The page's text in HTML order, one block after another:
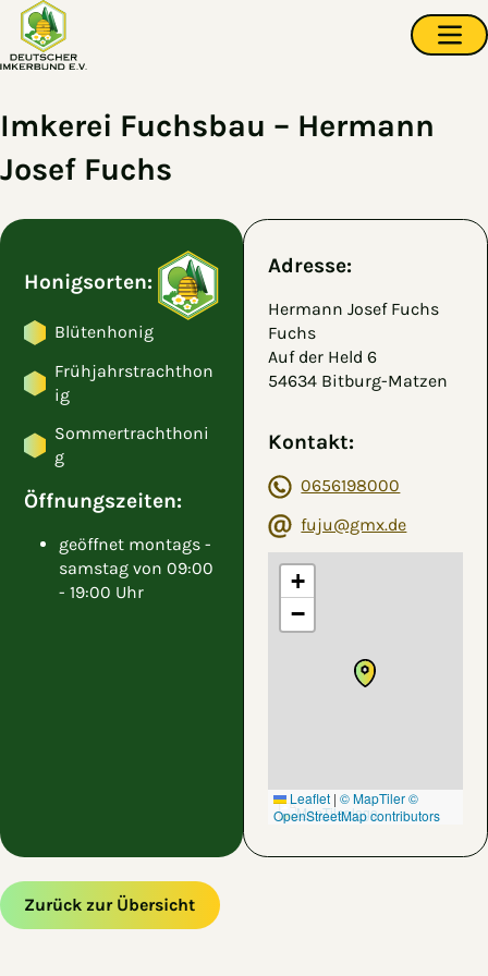
Zum Hauptinhalt springen
Imkerei Fuchsbau – Hermann
Josef Fuchs
Honigsorten:
Blütenhonig
Frühjahrstrachthon
ig
Sommertrachthoni
g
Öffnungszeiten:
geöffnet montags -
samstag von 09:00
- 19:00 Uhr
Adresse:
Hermann Josef Fuchs
Fuchs
Auf der Held 6
54634 Bitburg-Matzen
Kontakt:
0656198000
fuju@gmx.de
+
−
Leaflet | © MapTiler©
OpenStreetMap contributors
Zurück zur Übersicht